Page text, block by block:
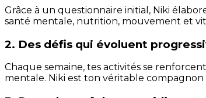
Grâce à un questionnaire initial, Niki
santé mentale, nutrition, mouvement et
2. Des défis qui évoluent
Chaque semaine, tes activités se
mentale. Niki est ton véritable